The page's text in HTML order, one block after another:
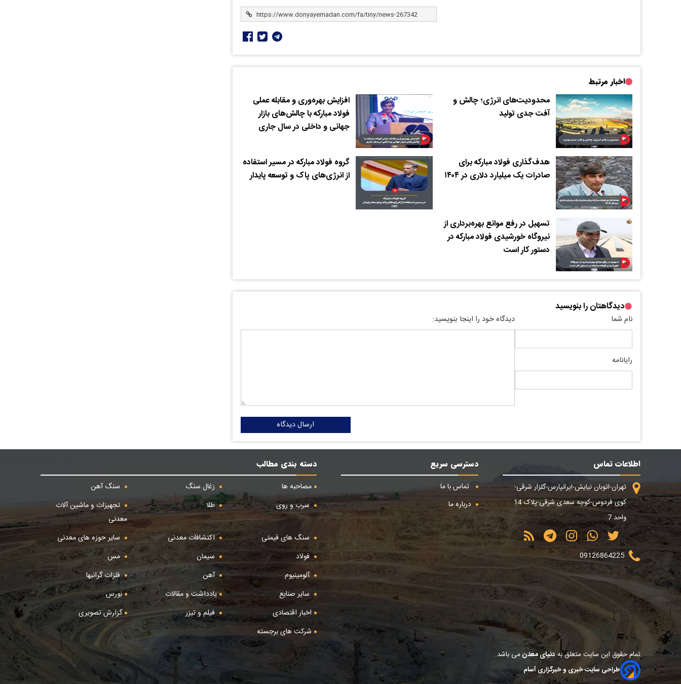
اخبار مرتبط
محدودیت‌های انرژی؛ چالش و
آفت جدی تولید
افزایش بهره‌وری و مقابله عملی
فولاد مبارکه با چالش‌های بازار
جهانی و داخلی در سال جاری
هدف‌گذاری فولاد مبارکه برای
صادرات یک میلیارد دلاری در ۱۴۰۴
گروه فولاد مبارکه در مسیر استفاده
از انرژی‌های پاک و توسعه پایدار
تسهیل در رفع موانع بهره‌برداری از
نیروگاه خورشیدی فولاد مبارکه در
دستور کار است
دیدگاهتان را بنویسید
نام شما
رایانامه
دیدگاه خود را اینجا بنویسید:
ارسال دیدگاه
اطلاعات تماس
تهران-اتوبان نیایش-ایرانپارس-گلزار شرقی-
کوی فردوس-کوچه سعدی شرقی-پلاک 14
واحد 7
09126864225
دسترسی سریع
تماس با ما
درباره ما
دسته بندی مطالب
مصاحبه ها
زغال سنگ
سنگ آهن
سرب و روی
طلا
تجهیزات و ماشین آلات
معدنی
سنگ های قیمتی
اکتشافات معدنی
سایر حوزه های معدنی
فولاد
سیمان
مس
آلومینیوم
آهن
فلزات گرانبها
سایر صنایع
یادداشت و مقالات
بورس
اخبار اقتصادی
فیلم و تیزر
گزارش تصویری
شرکت های برجسته
تمام حقوق این سایت متعلق بهدنیای معدنمی باشد.
طراحی سایت خبری و خبرگزاری آسام